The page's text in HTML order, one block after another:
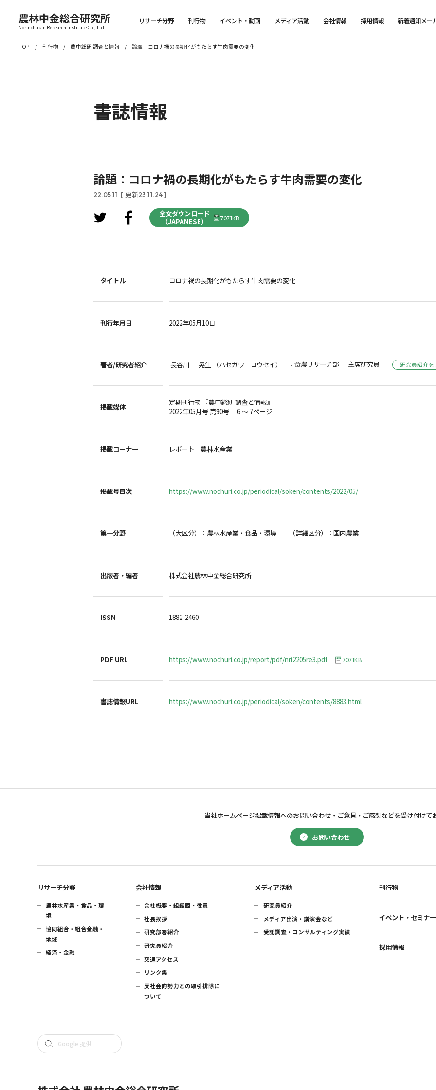
農林中金総合研究所
Norinchukin Research Institute Co., Ltd.
リサーチ分野 刊行物 イベント・動画 メディア活動 会社情報 採用情報 新着通知メー
TOP 刊行物 農中総研 調査と情報 論題：コロナ禍の長期化がもたらす牛肉需要の変化
書誌情報
論題：コロナ禍の長期化がもたらす牛肉需要の変化
22.05.11 [ 更新23.11.24 ]
全文ダウンロード
（JAPANESE）
707.1KB
タイトル コロナ禍の長期化がもたらす牛肉需要の変化
刊行年月日 2022年05月10日
著者/研究者紹介 長谷川 晃生 （ハセガワ コウセイ） ：食農リサーチ部 主席研究員 研究員紹介
掲載媒体
定期刊行物 『農中総研 調査と情報』
2022年05月号 第90号 6 ～ 7ページ
掲載コーナー レポート－農林水産業
掲載号目次 https://www.nochuri.co.jp/periodical/soken/contents/2022/05/
第一分野 （大区分）：農林水産業・食品・環境 （詳細区分）：国内農業
出版者・編者 株式会社農林中金総合研究所
ISSN 1882-2460
PDF URL https://www.nochuri.co.jp/report/pdf/nri2205re3.pdf 707.1KB
書誌情報URL https://www.nochuri.co.jp/periodical/soken/contents/8883.html
お問い合わせ
当社ホームページ掲載情報へのお問い合わせ・ ご意見・ご感想などを受け付けて
リサーチ分野
農林水産業・食品・環
境
協同組合・組合金融・
地域
経済・金融
会社情報
会社概要・組織図・役員
社長挨拶
研究部署紹介
研究員紹介
交通アクセス
リンク集
反社会的勢力との取引排除に
ついて
メディア活動
研究員紹介
メディア出演・講演会など
受託調査・コンサルティング実績
刊行物
イベント・セミナー
採用情報